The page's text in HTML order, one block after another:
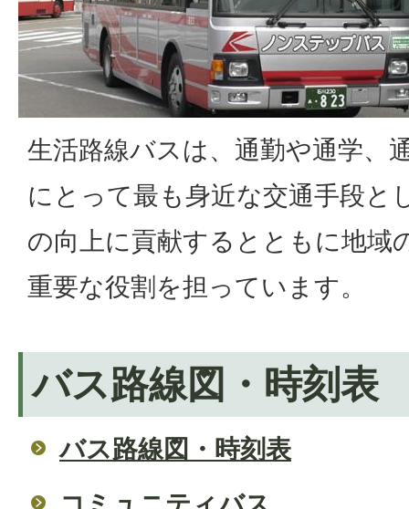
生活路線バスは、通勤や通学、
にとって最も身近な交通手段と
の向上に貢献するとともに地域
重要な役割を担っています。
バス路線図・時刻表
バス路線図・時刻表